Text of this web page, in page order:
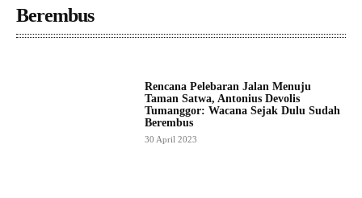
Berembus
Rencana Pelebaran Jalan Menuju
Taman Satwa, Antonius Devolis
Tumanggor: Wacana Sejak Dulu Sudah
Berembus
30 April 2023